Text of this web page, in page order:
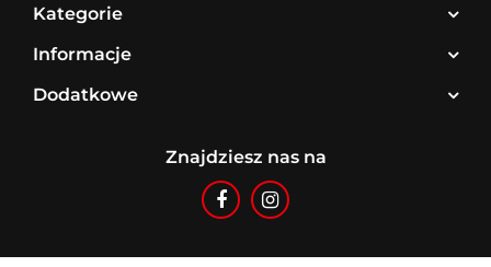
Kategorie
Informacje
Dodatkowe
Znajdziesz nas na